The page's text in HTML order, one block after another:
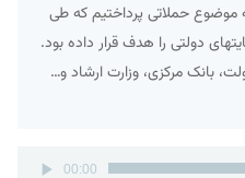
حملاتی پرداختیم که طی
از سایتهای دولتی را هدف قرار داده بود.
بانک مرکزی، وزارت ارشاد و…
00:00